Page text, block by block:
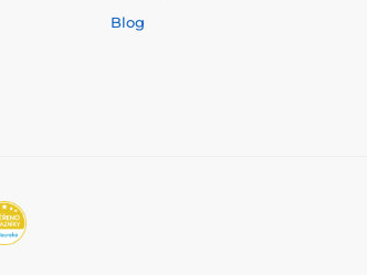
Blog